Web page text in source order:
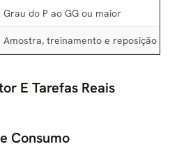
Grau do P ao GG ou maior
Amostra, treinamento e reposição
E Tarefas Reais
Consumo